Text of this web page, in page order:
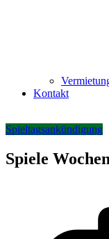
Kontakt
Spieltagsankündigung
Spiele